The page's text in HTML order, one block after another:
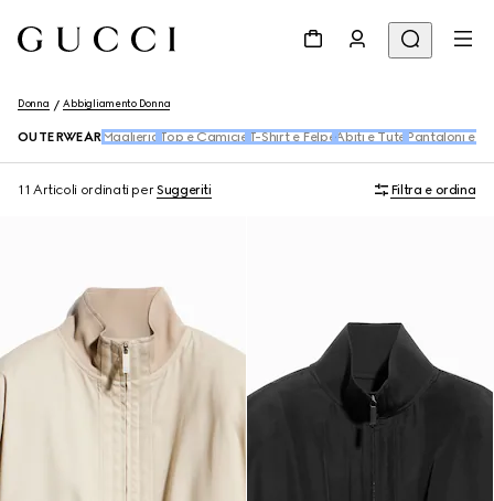
Donna Abbigliamento Donna
OUTERWEARMaglieria Top e Camicie T-Shirt e FelpeAbiti e Tute Pantaloni e
11 Articoli ordinati perSuggeriti Filtra e ordina